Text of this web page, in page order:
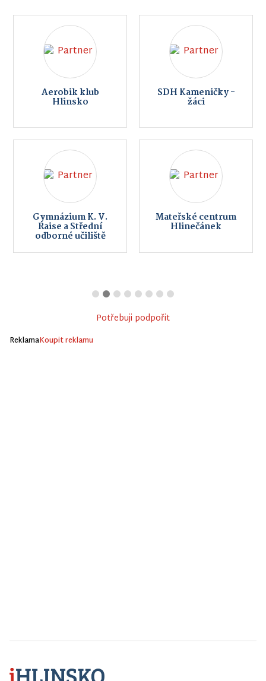
Aerobik klub
Hlinsko
SDH Kameničky -
žáci
Gymnázium K. V.
Raise a Střední
odborné učiliště
Mateřské centrum
Hlinečánek
Potřebuji podpořit
ReklamaKoupit reklamu